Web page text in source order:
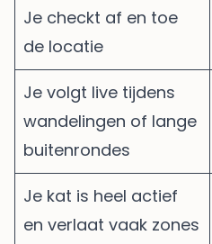
Je checkt af en toe
de locatie
Je volgt live tijdens
wandelingen of lange
buitenrondes
Je kat is heel actief
en verlaat vaak zones